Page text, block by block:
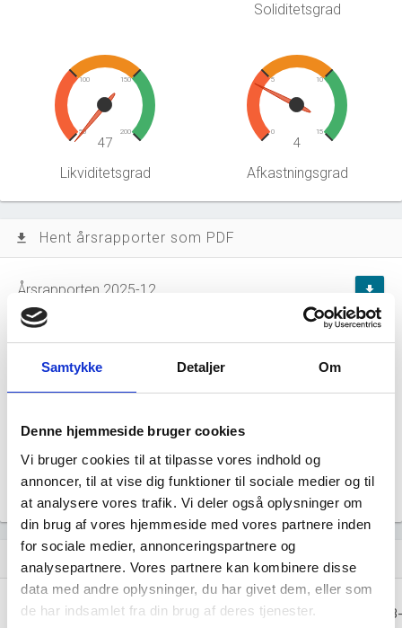
Samtykke Detaljer Om
Denne hjemmeside bruger cookies
Vi bruger cookies til at tilpasse vores indhold og
annoncer, til at vise dig funktioner til sociale medier og til
at analysere vores trafik. Vi deler også oplysninger om
din brug af vores hjemmeside med vores partnere inden
for sociale medier, annonceringspartnere og
analysepartnere. Vores partnere kan kombinere disse
data med andre oplysninger, du har givet dem, eller som
de har indsamlet fra din brug af deres tjenester.
Soliditetsgrad
50
100 150
200
47
Likviditetsgrad
0
5 10
15
4
Afkastningsgrad
file_download Hent årsrapporter som PDF
Årsrapporten 2025-12 file_download
Årsrapporten 2023-12
Årsrapporten 2022-12 file_download
Regnskaber
Resultat i 1000
2025-12 2025-12 2024-12